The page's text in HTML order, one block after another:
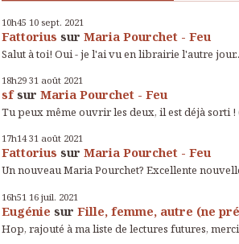
10h45 10 sept. 2021
Fattorius sur Maria Pourchet - Feu
Salut à toi! Oui - je l'ai vu en librairie l'autre
18h29 31 août 2021
sfsur Maria Pourchet - Feu
Tu peux même ouvrir les deux, il est déjà sorti !
17h14 31 août 2021
Fattorius sur Maria Pourchet - Feu
Un nouveau Maria Pourchet? Excellente
16h51 16 juil. 2021
Eugénie sur Fille, femme, autre (ne
Hop, rajouté à ma liste de lectures futures,